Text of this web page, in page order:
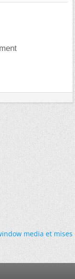
media et mises